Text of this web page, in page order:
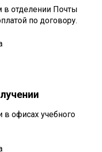
отделении Почты
по договору.
офисах учебного